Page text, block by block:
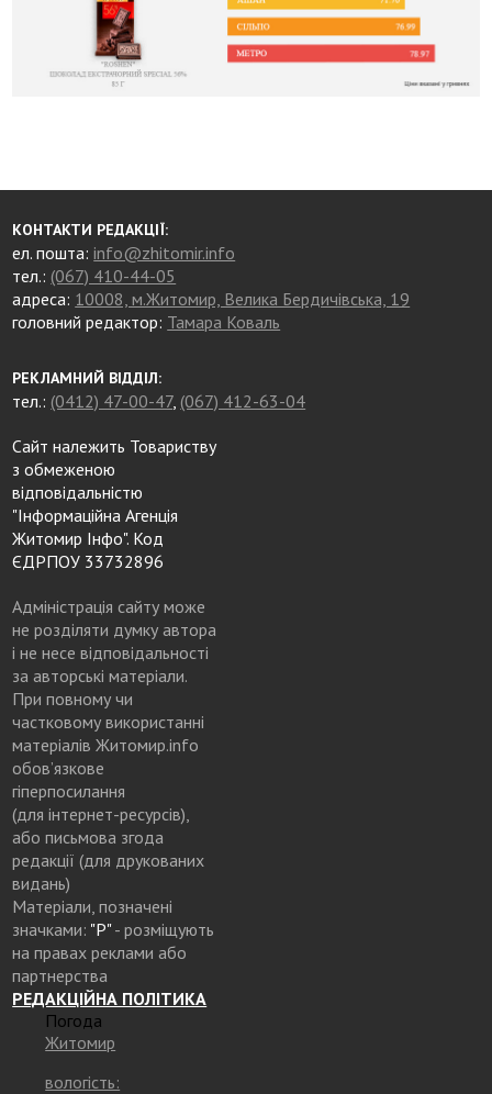
КОНТАКТИ РЕДАКЦІЇ:
ел. пошта:info@zhitomir.info
тел.: (067) 410-44-05
адреса: 10008, м.Житомир, Велика Бердичівська, 19
головний редактор: Тамара Коваль
РЕКЛАМНИЙ ВІДДІЛ:
тел.: (0412) 47-00-47, (067) 412-63-04
Сайт належить Товариству
з обмеженою
відповідальністю
"Інформаційна Агенція
Житомир Інфо". Код
ЄДРПОУ 33732896
Адміністрація сайту може
не розділяти думку автора
і не несе відповідальності
за авторські матеріали.
При повному чи
частковому використанні
матеріалів Житомир.info
обов’язкове
гіперпосилання
(для інтернет-ресурсів),
або письмова згода
редакції (для друкованих
видань)
Матеріали, позначені
значками: "Р"- розміщують
на правах реклами або
партнерства
РЕДАКЦІЙНА ПОЛІТИКА
Погода
Житомир
вологість: